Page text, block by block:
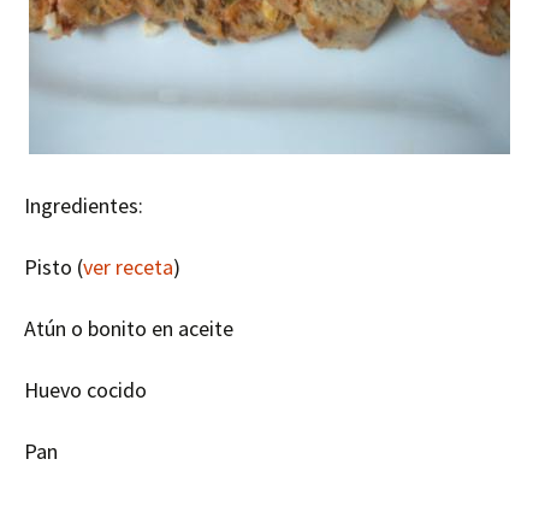
Ingredientes:
Pisto (ver receta)
Atún o bonito en aceite
Huevo cocido
Pan